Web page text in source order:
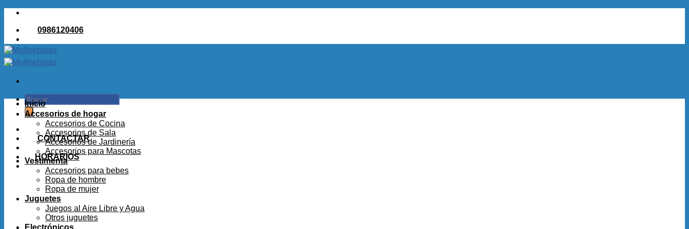
Saltar
contenido0986120406
Buscar
por:
CONTACTAR
HORARIOS
Inicio
Accesorios de hogar
Accesorios de Cocina
Accesorios de Sala
Accesorios de Jardinería
Accesorios para Mascotas
Vestimenta
Accesorios para bebes
Ropa de hombre
Ropa de mujer
Juguetes
Juegos al Aire Libre y Agua
Otros juguetes
Electrónicos